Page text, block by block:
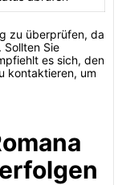
zu überprüfen, da
Sie
es sich, den
kontaktieren, um